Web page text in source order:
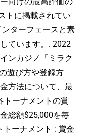
トに掲載されてい
ターフェースと素
ています。. 2022
ンカジノ「ミラク
遊び方や登録方
方法について、最
トーナメントの賞
総額$25,000を毎
トーナメント : 賞金